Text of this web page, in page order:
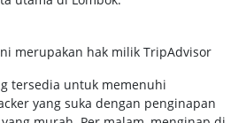
merupakan hak milik TripAdvisor
tersedia untuk memenuhi
yang suka dengan penginapan